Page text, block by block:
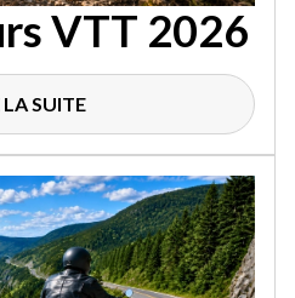
VTT 2026
LA SUITE